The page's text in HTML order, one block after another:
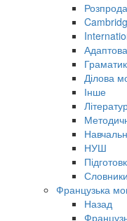
Ділова
Інше
НУШ
Словники
Французька
Назад